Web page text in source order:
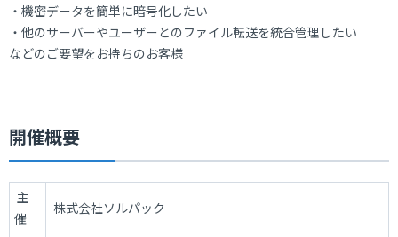
・機密データを簡単に暗号化したい
・他のサーバーやユーザーとのファイル転送を統合管理したい
などのご要望をお持ちのお客様
開催概要
主
催
株式会社ソルパック